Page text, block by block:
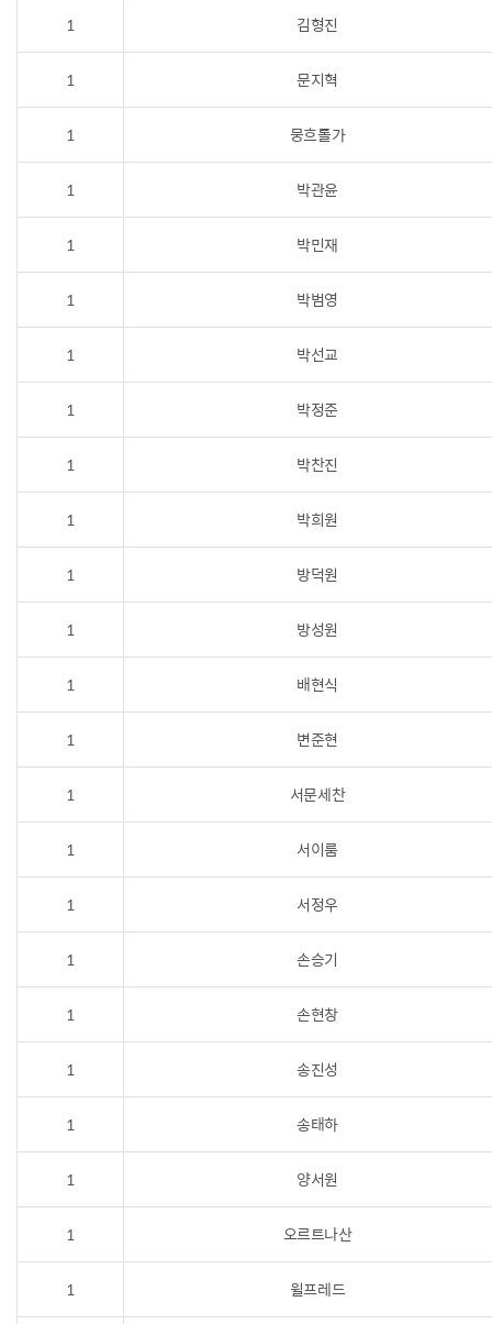
1 김형진
1 문지혁
1 뭉흐톨가
1 박관윤
1 박민재
1 박범영
1 박선교
1 박정준
1 박찬진
1 박희원
1 방덕원
1 방성원
1 배현식
1 변준현
1 서문세찬
1 서이룸
1 서정우
1 손승기
1 손현창
1 송진성
1 송태하
1 양서원
1 오르트나산
1 윌프레드